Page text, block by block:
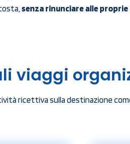
senza rinunciare alle
viaggi
ricettiva sulla destinazione